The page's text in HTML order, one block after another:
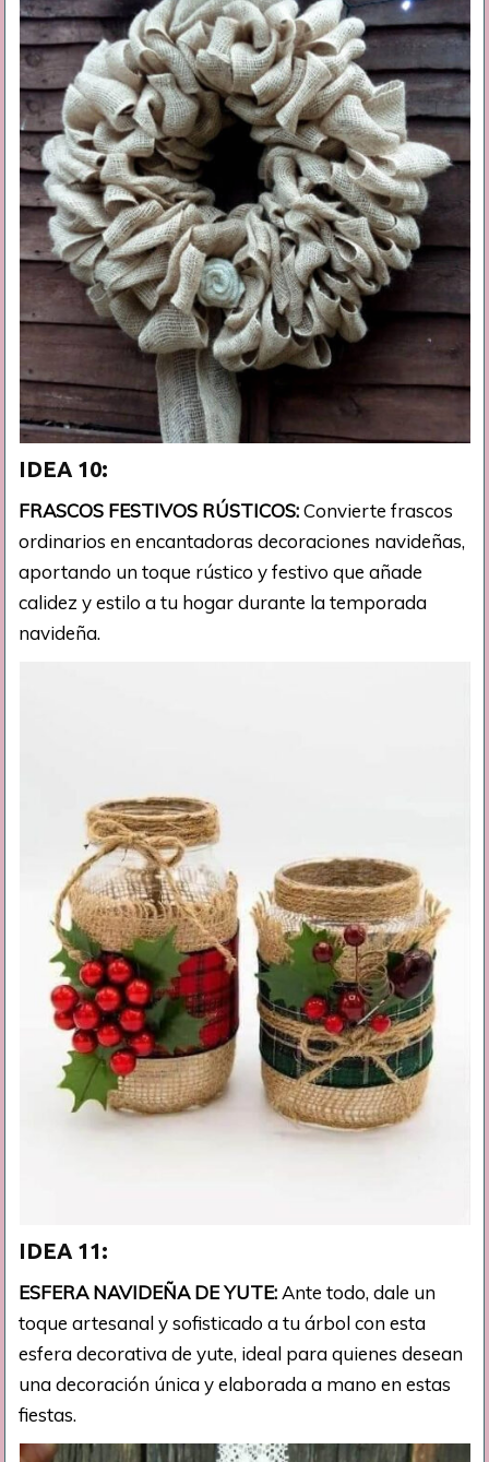
IDEA 10:
FRASCOS FESTIVOS RÚSTICOS:Convierte frascos
ordinarios en encantadoras decoraciones navideñas,
aportando un toque rústico y festivo que añade
calidez y estilo a tu hogar durante la temporada
navideña.
IDEA 11:
ESFERA NAVIDEÑA DE YUTE: Ante todo, dale un
toque artesanal y sofisticado a tu árbol con esta
esfera decorativa de yute, ideal para quienes desean
una decoración única y elaborada a mano en estas
fiestas.